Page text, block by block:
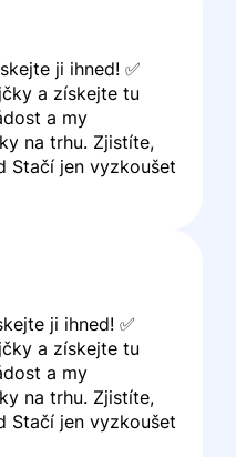
ji ihned! ✅
a získejte tu
a my
na trhu. Zjistíte,
Stačí jen vyzkoušet
ji ihned! ✅
a získejte tu
a my
na trhu. Zjistíte,
Stačí jen vyzkoušet